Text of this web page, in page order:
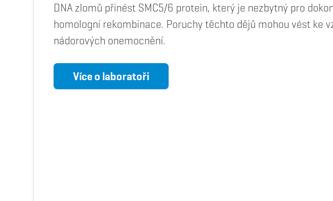
DNA zlomů přinést SMC5/6 protein, který je nezbytný pro
homologní rekombinace. Poruchy těchto dějů mohou vést ke
nádorových onemocnění.
Více o laboratoři